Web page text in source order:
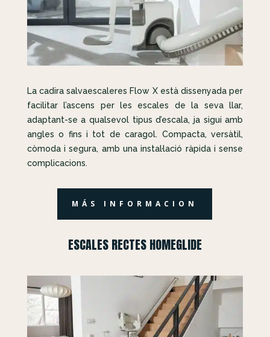
La cadira salvaescaleres Flow X està dissenyada per
facilitar l’ascens per les escales de la seva llar,
adaptant-se a qualsevol tipus d’escala, ja sigui amb
angles o fins i tot de caragol. Compacta, versàtil,
còmoda i segura, amb una instal·lació ràpida i sense
complicacions.
MÁS INFORMACION
ESCALES RECTES HOMEGLIDE